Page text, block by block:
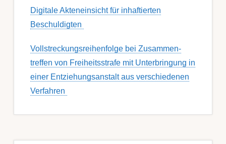
Digitale Akteneinsicht für inhaftierten
Beschuldigten
Voll­streckungs­­­reihenfolge bei Zusamm­­en­
treffen von Frei­heits­strafe mit Unter­bring­ung in
einer Ent­ziehungs­anstalt aus ver­schied­enen
Ver­fahren